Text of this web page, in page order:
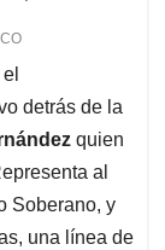
detrás de la
quien
al
Soberano, y
una línea de